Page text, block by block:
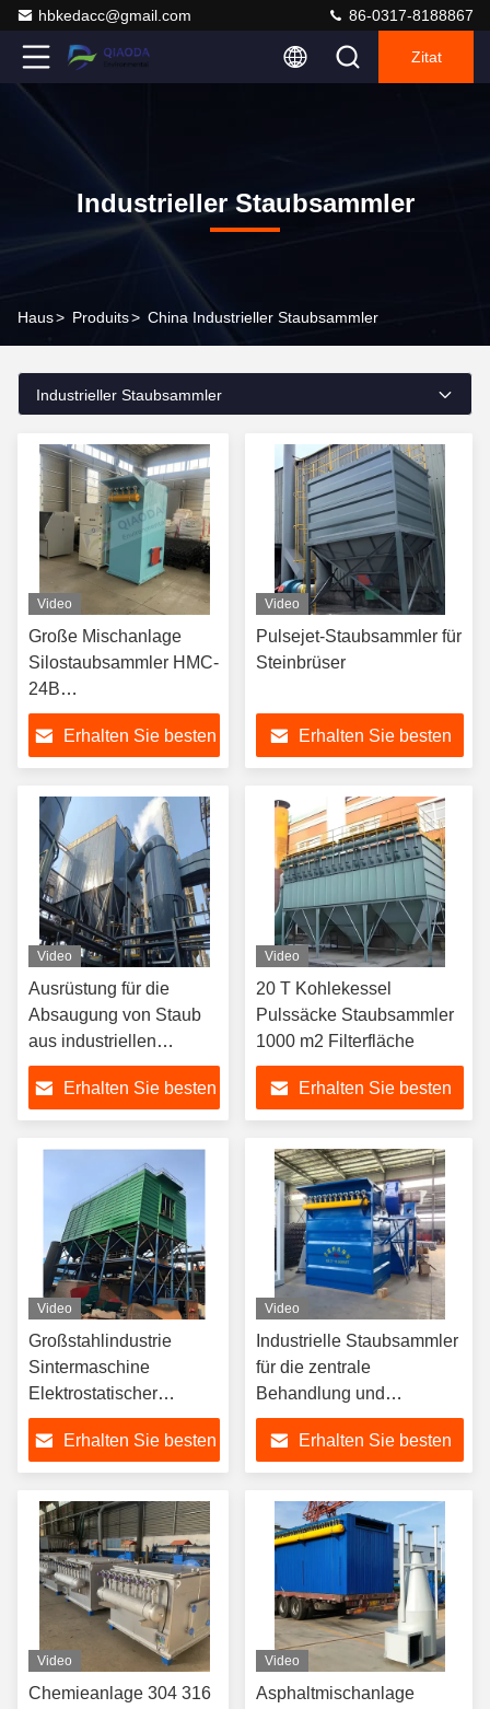
hbkedacc@gmail.com 86-0317-8188867
Zitat
Industrieller Staubsammler
Haus> Produits> China Industrieller Staubsammler
Industrieller Staubsammler
Video
Große Mischanlage
Silostaubsammler HMC-
24B
Einzeltaschenstaubsammler
Erhalten Sie besten
Video
Pulsejet-Staubsammler für
Steinbrüser
Erhalten Sie besten
Video
Ausrüstung für die
Absaugung von Staub
aus industriellen
Wärmeölkesseln
Erhalten Sie besten
Video
20 T Kohlekessel
Pulssäcke Staubsammler
1000 m2 Filterfläche
Erhalten Sie besten
Video
Großstahlindustrie
Sintermaschine
Elektrostatischer
Staubsammler
Erhalten Sie besten
Video
Industrielle Staubsammler
für die zentrale
Behandlung und
Emissionskontrolle
Erhalten Sie besten
Video
Chemieanlage 304 316
Video
Asphaltmischanlage